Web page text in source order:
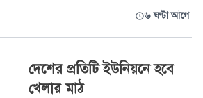
৬ ঘণ্টা আগে
দেশের প্রতিটি ইউনিয়নে হবে
খেলার মাঠ